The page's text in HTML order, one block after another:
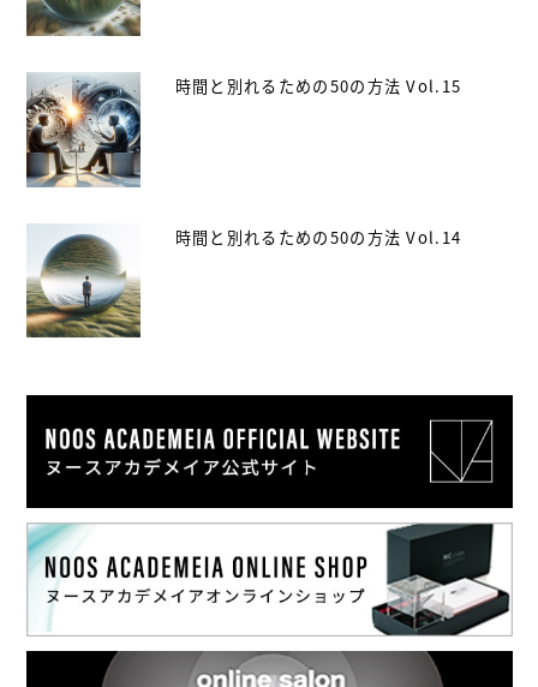
時間と別れるための50の方法 Vol.15
時間と別れるための50の方法 Vol.14